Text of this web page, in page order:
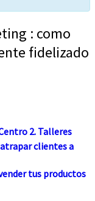
: como
fidelizado
2. Talleres
clientes a
tus productos